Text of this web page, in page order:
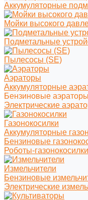
Аккумуляторные
Мойки высокого
Подметальные
Пылесосы (SE)
Аэраторы
Аккумуляторные
Бензиновые
Электрические
Газонокосилки
Аккумуляторные
Бензиновые
Роботы-
Измельчители
Бензиновые
Электрические